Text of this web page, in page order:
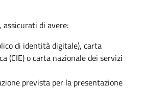
assicurati di avere:
di identità digitale), carta
(CIE) o carta nazionale dei servizi
prevista per la presentazione